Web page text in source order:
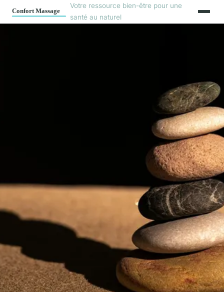
Votre ressource bien-être pour une
santé au naturel